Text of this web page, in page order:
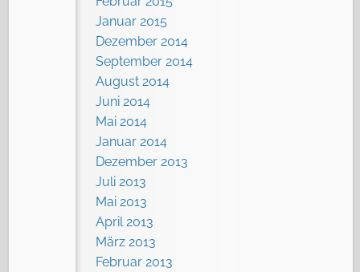
Januar 2015
Dezember 2014
September 2014
August 2014
Juni 2014
Mai 2014
Januar 2014
Dezember 2013
Juli 2013
Mai 2013
April 2013
März 2013
Februar 2013